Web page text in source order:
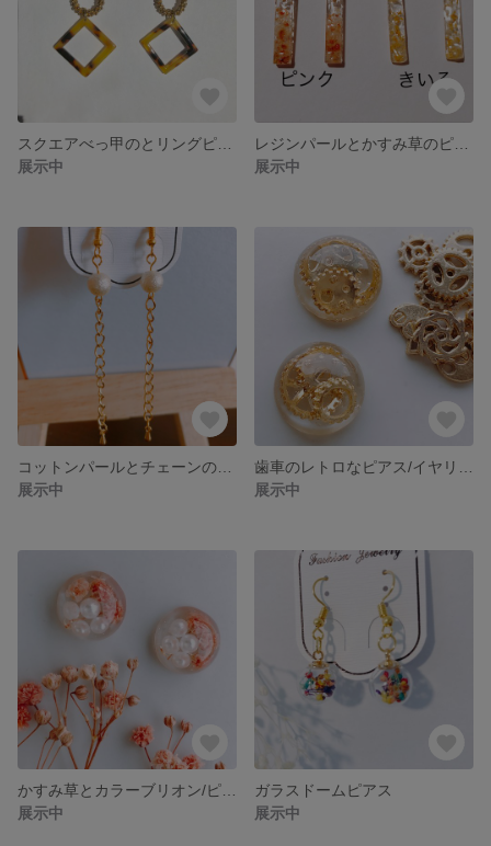
展示中
展示中
展示中
展示中
展示中
ガラスドームピアス
展示中